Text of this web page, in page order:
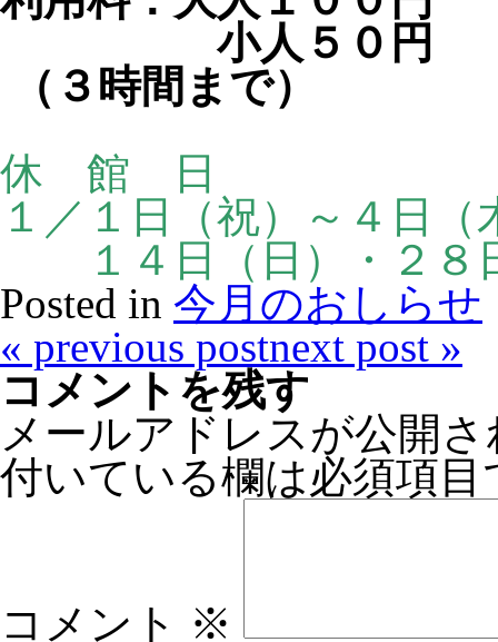
小人５０円
（３時間まで）
休 館 日
１／１日（祝）～４日（
１４日（日）・２８
Posted in 今月のおしらせ
« previous postnext post »
コメントを残す
メールアドレスが公開
付いている欄は必須項目
コメント ※